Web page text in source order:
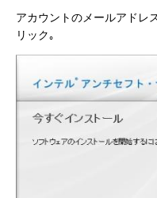
アカウントのメールアドレ
リック｡